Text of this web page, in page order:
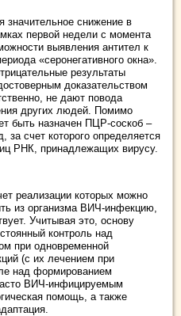
значительное снижение в
первой недели с момента
выявления антител к
«серонегативного окна».
результаты
доказательством
не дают повода
других людей. Помимо
быть назначен ПЦР-соскоб –
счет которого определяется
РНК, принадлежащих вирусу.
реализации которых можно
из организма ВИЧ-инфекцию,
Учитывая это, основу
контроль над
при одновременной
(с их лечением при
над формированием
ВИЧ-инфицируемым
помощь, а также